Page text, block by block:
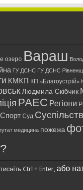
озеро Вараш
ГУ ДСНС ГУ ДСНС
КМКП КП «Благоустрій»
Людмила Скібчик
РАЕС Регіони
Спорт Суд
медицина пожежа
Ctrl + Enter, або